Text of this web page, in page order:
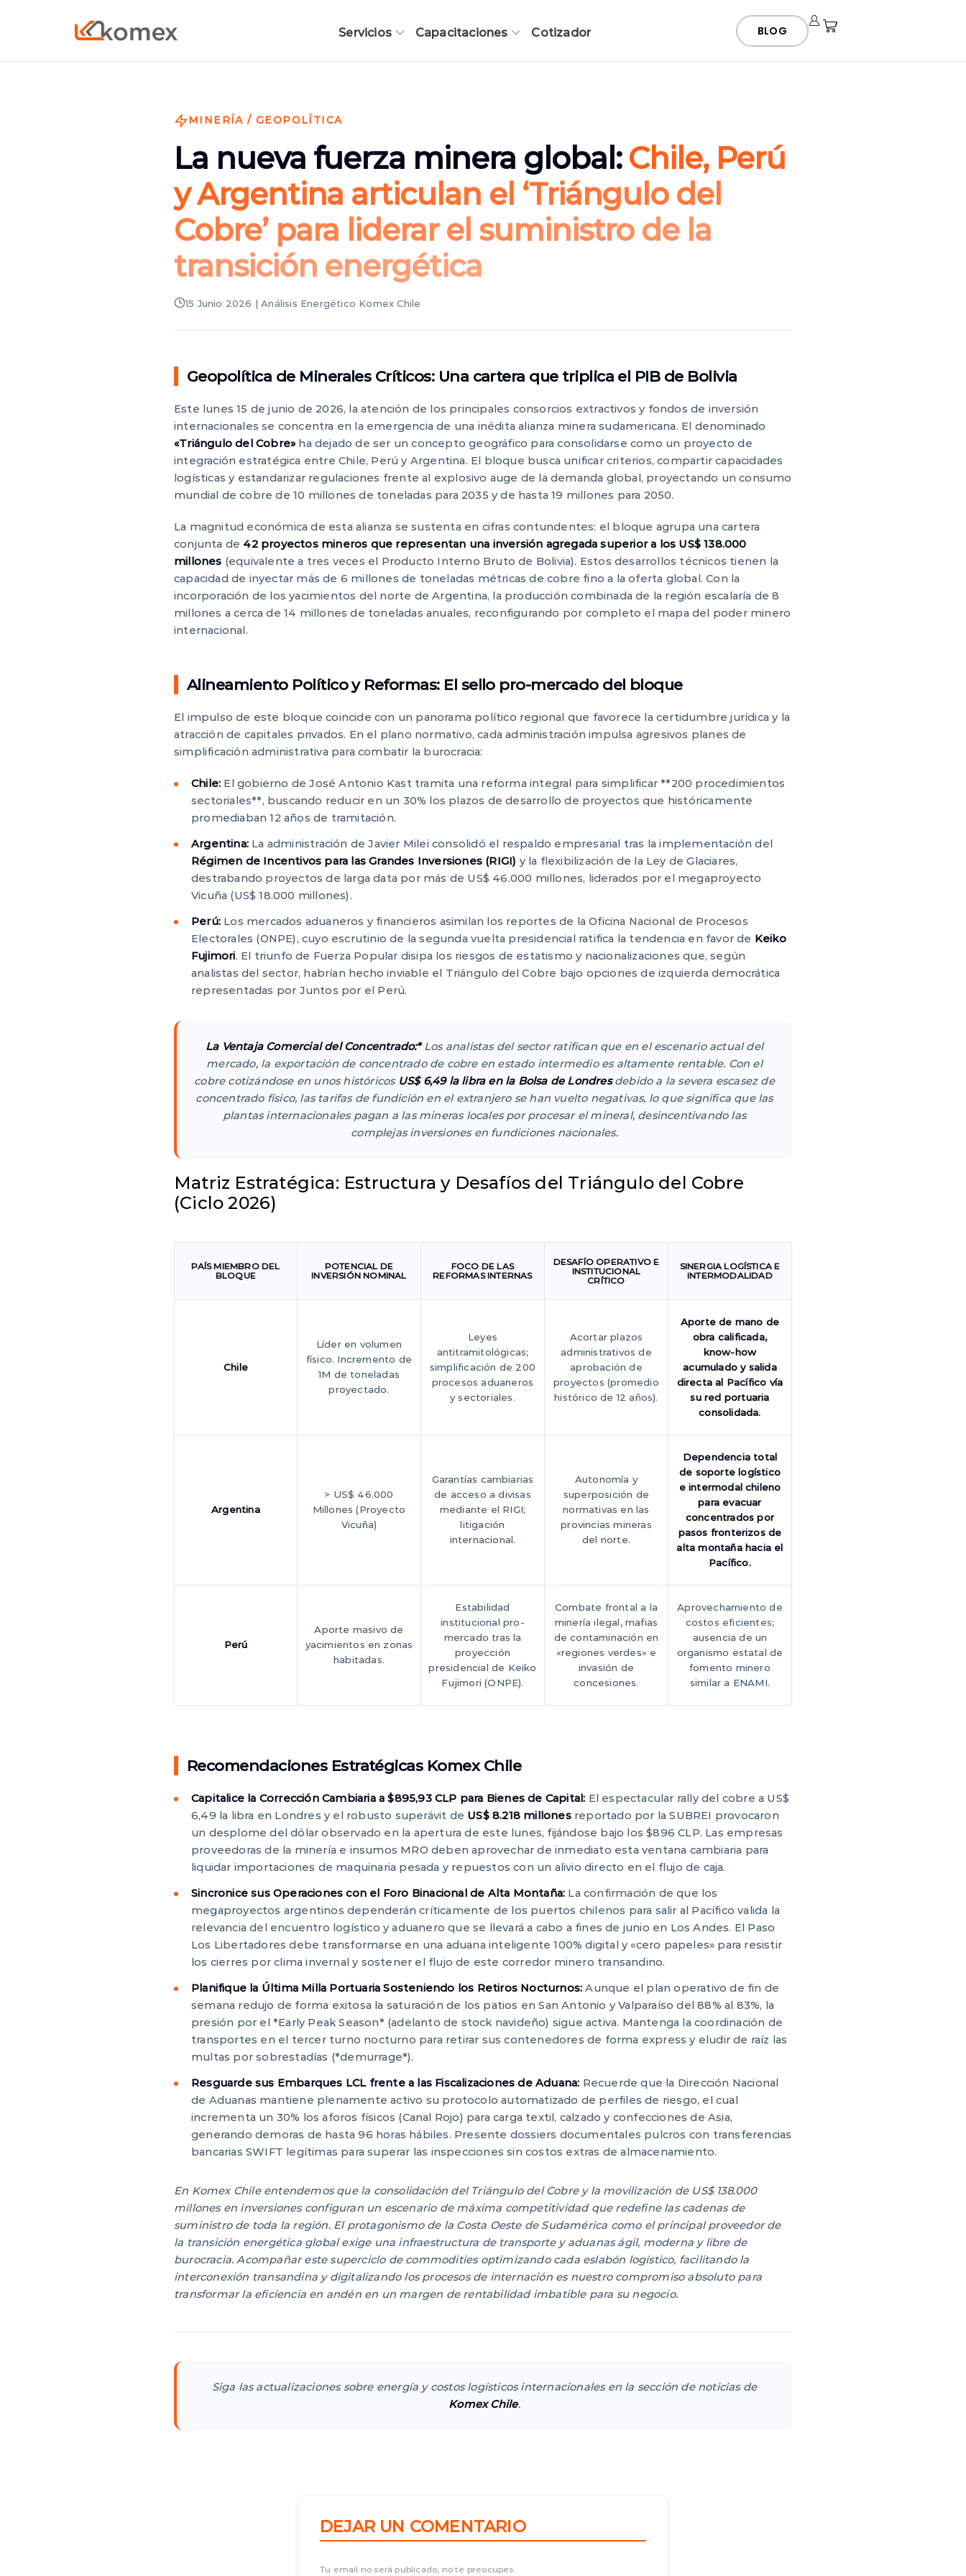
Servicios Capacitaciones Cotizador BLOG
MINERÍA / GEOPOLÍTICA
La nueva fuerza minera global:Chile, Perú
y Argentina articulan el ‘Triángulo del
Cobre’ para liderar el suministro de la
transición energética
15 Junio 2026 | Análisis Energético Komex Chile
Geopolítica de Minerales Críticos: Una cartera que triplica el PIB de Bolivia
Este lunes 15 de junio de 2026, la atención de los principales consorcios extractivos y fondos de inversión
internacionales se concentra en la emergencia de una inédita alianza minera sudamericana. El denominado
«Triángulo del Cobre»ha dejado de ser un concepto geográfico para consolidarse como un proyecto de
integración estratégica entre Chile, Perú y Argentina. El bloque busca unificar criterios, compartir capacidades
logísticas y estandarizar regulaciones frente al explosivo auge de la demanda global, proyectando un consumo
mundial de cobre de 10 millones de toneladas para 2035 y de hasta 19 millones para 2050.
La magnitud económica de esta alianza se sustenta en cifras contundentes: el bloque agrupa una cartera
conjunta de 42 proyectos mineros que representan una inversión agregada superior a los US$ 138.000
millones (equivalente a tres veces el Producto Interno Bruto de Bolivia). Estos desarrollos técnicos tienen la
capacidad de inyectar más de 6 millones de toneladas métricas de cobre fino a la oferta global. Con la
incorporación de los yacimientos del norte de Argentina, la producción combinada de la región escalaría de 8
millones a cerca de 14 millones de toneladas anuales, reconfigurando por completo el mapa del poder minero
internacional.
Alineamiento Político y Reformas: El sello pro-mercado del bloque
El impulso de este bloque coincide con un panorama político regional que favorece la certidumbre jurídica y la
atracción de capitales privados. En el plano normativo, cada administración impulsa agresivos planes de
simplificación administrativa para combatir la burocracia:
Chile: El gobierno de José Antonio Kast tramita una reforma integral para simplificar **200 procedimientos
sectoriales**, buscando reducir en un 30% los plazos de desarrollo de proyectos que históricamente
promediaban 12 años de tramitación.
Argentina: La administración de Javier Milei consolidó el respaldo empresarial tras la implementación del
Régimen de Incentivos para las Grandes Inversiones (RIGI) y la flexibilización de la Ley de Glaciares,
destrabando proyectos de larga data por más de US$ 46.000 millones, liderados por el megaproyecto
Vicuña (US$ 18.000 millones).
Perú: Los mercados aduaneros y financieros asimilan los reportes de la Oficina Nacional de Procesos
Electorales (ONPE), cuyo escrutinio de la segunda vuelta presidencial ratifica la tendencia en favor de Keiko
Fujimori. El triunfo de Fuerza Popular disipa los riesgos de estatismo y nacionalizaciones que, según
analistas del sector, habrían hecho inviable el Triángulo del Cobre bajo opciones de izquierda democrática
representadas por Juntos por el Perú.
La Ventaja Comercial del Concentrado:*Los analistas del sector ratifican que en el escenario actual del
mercado, la exportación de concentrado de cobre en estado intermedio es altamente rentable. Con el
cobre cotizándose en unos históricos US$ 6,49 la libra en la Bolsa de Londresdebido a la severa escasez de
concentrado físico, las tarifas de fundición en el extranjero se han vuelto negativas, lo que significa que las
plantas internacionales pagan a las mineras locales por procesar el mineral, desincentivando las
complejas inversiones en fundiciones nacionales.
Matriz Estratégica: Estructura y Desafíos del Triángulo del Cobre
(Ciclo 2026)
PAÍS MIEMBRO DEL
BLOQUE
POTENCIAL DE
INVERSIÓN NOMINAL
FOCO DE LAS
REFORMAS INTERNAS
DESAFÍO OPERATIVO E
INSTITUCIONAL
CRÍTICO
SINERGIA LOGÍSTICA E
INTERMODALIDAD
Chile
Líder en volumen
físico. Incremento de
1M de toneladas
proyectado.
Leyes
antitramitológicas;
simplificación de 200
procesos aduaneros
y sectoriales.
Acortar plazos
administrativos de
aprobación de
proyectos (promedio
histórico de 12 años).
Aporte de mano de
obra calificada,
know-how
acumulado y salida
directa al Pacífico vía
su red portuaria
consolidada.
Argentina
> US$ 46.000
Millones (Proyecto
Vicuña)
Garantías cambiarias
de acceso a divisas
mediante el RIGI;
litigación
internacional.
Autonomía y
superposición de
normativas en las
provincias mineras
del norte.
Dependencia total
de soporte logístico
e intermodal chileno
para evacuar
concentrados por
pasos fronterizos de
alta montaña hacia el
Pacífico.
Perú
Aporte masivo de
yacimientos en zonas
habitadas.
Estabilidad
institucional pro-
mercado tras la
proyección
presidencial de Keiko
Fujimori (ONPE).
Combate frontal a la
minería ilegal, mafias
de contaminación en
«regiones verdes» e
invasión de
concesiones.
Aprovechamiento de
costos eficientes;
ausencia de un
organismo estatal de
fomento minero
similar a ENAMI.
Recomendaciones Estratégicas Komex Chile
Capitalice la Corrección Cambiaria a $895,93 CLP para Bienes de Capital: El espectacular rally del cobre a US$
6,49 la libra en Londres y el robusto superávit de US$ 8.218 millonesreportado por la SUBREI provocaron
un desplome del dólar observado en la apertura de este lunes, fijándose bajo los $896 CLP. Las empresas
proveedoras de la minería e insumos MRO deben aprovechar de inmediato esta ventana cambiaria para
liquidar importaciones de maquinaria pesada y repuestos con un alivio directo en el flujo de caja.
Sincronice sus Operaciones con el Foro Binacional de Alta Montaña: La confirmación de que los
megaproyectos argentinos dependerán críticamente de los puertos chilenos para salir al Pacífico valida la
relevancia del encuentro logístico y aduanero que se llevará a cabo a fines de junio en Los Andes. El Paso
Los Libertadores debe transformarse en una aduana inteligente 100% digital y «cero papeles» para resistir
los cierres por clima invernal y sostener el flujo de este corredor minero transandino.
Planifique la Última Milla Portuaria Sosteniendo los Retiros Nocturnos: Aunque el plan operativo de fin de
semana redujo de forma exitosa la saturación de los patios en San Antonio y Valparaíso del 88% al 83%, la
presión por el *Early Peak Season* (adelanto de stock navideño) sigue activa. Mantenga la coordinación de
transportes en el tercer turno nocturno para retirar sus contenedores de forma express y eludir de raíz las
multas por sobrestadías (*demurrage*).
Resguarde sus Embarques LCL frente a las Fiscalizaciones de Aduana: Recuerde que la Dirección Nacional
de Aduanas mantiene plenamente activo su protocolo automatizado de perfiles de riesgo, el cual
incrementa un 30% los aforos físicos (Canal Rojo) para carga textil, calzado y confecciones de Asia,
generando demoras de hasta 96 horas hábiles. Presente dossiers documentales pulcros con transferencias
bancarias SWIFT legítimas para superar las inspecciones sin costos extras de almacenamiento.
En Komex Chile entendemos que la consolidación del Triángulo del Cobre y la movilización de US$ 138.000
millones en inversiones configuran un escenario de máxima competitividad que redefine las cadenas de
suministro de toda la región. El protagonismo de la Costa Oeste de Sudamérica como el principal proveedor de
la transición energética global exige una infraestructura de transporte y aduanas ágil, moderna y libre de
burocracia. Acompañar este superciclo de commodities optimizando cada eslabón logístico, facilitando la
interconexión transandina y digitalizando los procesos de internación es nuestro compromiso absoluto para
transformar la eficiencia en andén en un margen de rentabilidad imbatible para su negocio.
Siga las actualizaciones sobre energía y costos logísticos internacionales en la sección de noticias de
Komex Chile.
DEJAR UN COMENTARIO
Tu email no será publicado, no te preocupes.